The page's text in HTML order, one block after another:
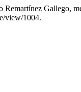
view/1004.